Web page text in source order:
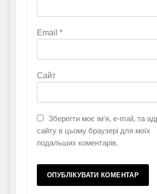
Email *
Сайт
Зберегти моє ім'я, e-mail, та
сайту в цьому браузері для моїх
подальших коментарів.